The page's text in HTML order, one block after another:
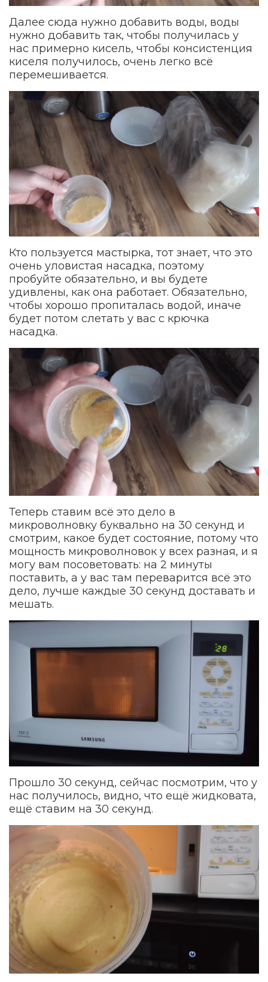
Далее сюда нужно добавить воды, воды
нужно добавить так, чтобы получилась у
нас примерно кисель, чтобы консистенция
киселя получилось, очень легко всё
перемешивается.
Кто пользуется мастырка, тот знает, что это
очень уловистая насадка, поэтому
пробуйте обязательно, и вы будете
удивлены, как она работает. Обязательно,
чтобы хорошо пропиталась водой, иначе
будет потом слетать у вас с крючка
насадка.
Теперь ставим всё это дело в
микроволновку буквально на 30 секунд и
смотрим, какое будет состояние, потому что
мощность микроволновок у всех разная, и я
могу вам посоветовать: на 2 минуты
поставить, а у вас там переварится всё это
дело, лучше каждые 30 секунд доставать и
мешать.
Прошло 30 секунд, сейчас посмотрим, что у
нас получилось, видно, что ещё жидковата,
ещё ставим на 30 секунд.